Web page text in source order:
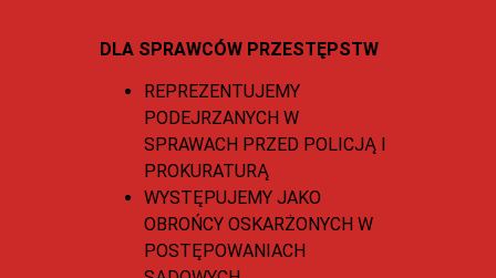
DLA SPRAWCÓW PRZESTĘPSTW
REPREZENTUJEMY
PODEJRZANYCH W
SPRAWACH PRZED POLICJĄ I
PROKURATURĄ
WYSTĘPUJEMY JAKO
OBROŃCY OSKARŻONYCH W
POSTĘPOWANIACH